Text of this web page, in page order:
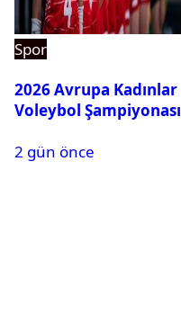
Spor
2026 Avrupa Kadınlar
Voleybol Şampiyonası
2 gün önce